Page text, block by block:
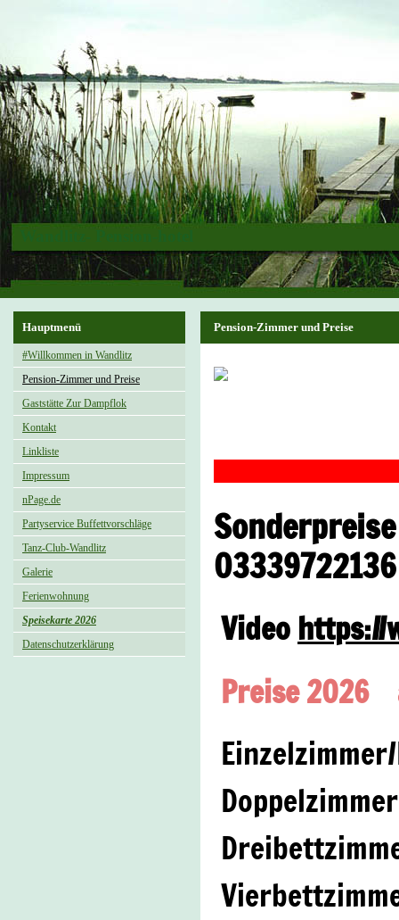
Hauptmenü
#Willkommen in Wandlitz
Pension-Zimmer und Preise
Gaststätte Zur Dampflok
Kontakt
Linkliste
Impressum
nPage.de
Partyservice Buffettvorschläge
Tanz-Club-Wandlitz
Galerie
Ferienwohnung
Speisekarte 2026
Datenschutzerklärung
Pension-Zimmer und Preise
03339722136
Video https://
Preise 2026